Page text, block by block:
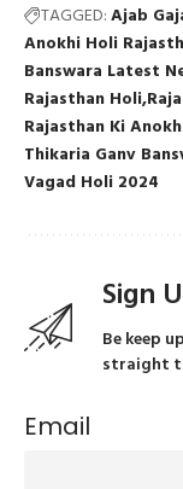
TAGGED:Ajab
Anokhi Holi
Banswara Latest
Rajasthan Holi
Rajasthan Ki
Thikaria Ganv
Vagad Holi 2024
Sign
Be keep
straight
Email